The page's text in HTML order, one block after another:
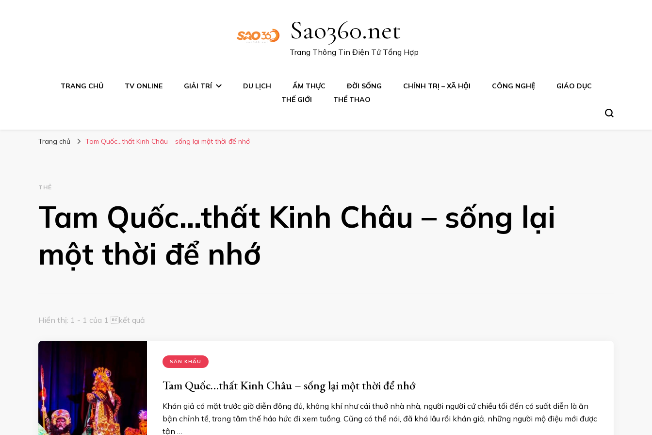
Sao360.net
Trang Thông Tin Điện Tử Tổng Hợp
TRANG CHỦ TV ONLINE GIẢI TRÍ DU LỊCH ẨM THỰC ĐỜI SỐNG CHÍNH TRỊ – XÃ HỘI CÔNG NGHỆ
GIÁO DỤC
THẾ GIỚI
THỂ THAO
Trang chủ Tam Quốc…thất Kinh Châu – sống lại một thời để nhớ
THẺ
Tam Quốc…thất Kinh Châu – sống lại
một thời để nhớ
Hiển thị: 1 - 1 của 1 kết quả
SÂN KHẤU
Tam Quốc…thất Kinh Châu – sống lại một thời để nhớ
Khán giả có mặt trước giờ diễn đông đủ, không khí như cái thuở nhà nhà, người người cứ chiều tối đến có suất diễn là ăn
bận chỉnh tề, trong tâm thế háo hức đi xem tuồng. Cũng có thể nói, đã khá lâu rồi khán giả, những người mộ điệu mới được
tận …